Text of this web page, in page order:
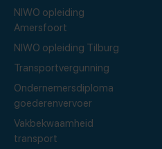
NIWO opleiding
Amersfoort
NIWO opleiding Tilburg
Transportvergunning
Ondernemersdiploma
goederenvervoer
Vakbekwaamheid
transport